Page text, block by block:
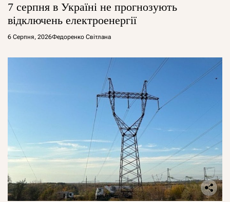
7 серпня в Україні не прогнозують
відключень електроенергії
6 Серпня, 2026Федоренко Світлана